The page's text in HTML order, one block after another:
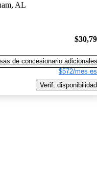
AL
de concesionario adicionales
$572/mes
Verif. disponibilidad